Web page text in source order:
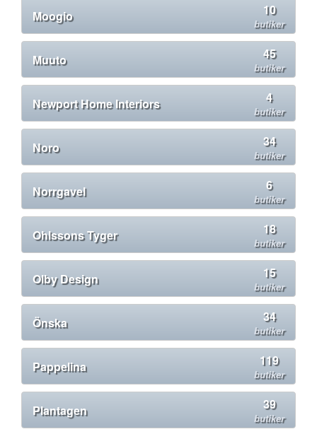
Moogio 10
butiker
Muuto 45
butiker
Newport Home Interiors 4
butiker
Noro 34
butiker
Norrgavel 6
butiker
Ohlssons Tyger 18
butiker
Olby Design 15
butiker
Önska 34
butiker
Pappelina 119
butiker
Plantagen 39
butiker